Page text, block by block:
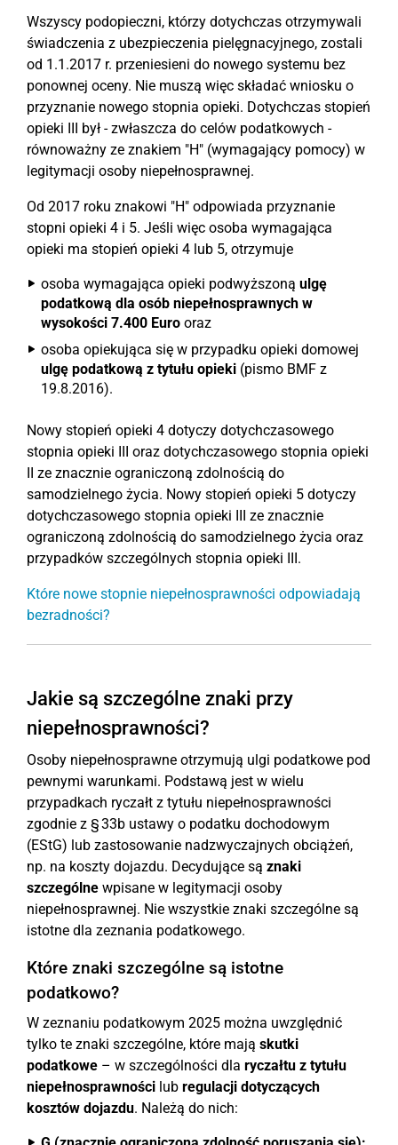
Wszyscy podopieczni, którzy dotychczas otrzymywali
świadczenia z ubezpieczenia pielęgnacyjnego, zostali
od 1.1.2017 r. przeniesieni do nowego systemu bez
ponownej oceny. Nie muszą więc składać wniosku o
przyznanie nowego stopnia opieki. Dotychczas stopień
opieki III był - zwłaszcza do celów podatkowych -
równoważny ze znakiem "H" (wymagający pomocy) w
legitymacji osoby niepełnosprawnej.
Od 2017 roku znakowi "H" odpowiada przyznanie
stopni opieki 4 i 5. Jeśli więc osoba wymagająca
opieki ma stopień opieki 4 lub 5, otrzymuje
osoba wymagająca opieki podwyższoną ulgę
podatkową dla osób niepełnosprawnych w
wysokości 7.400 Euro oraz
osoba opiekująca się w przypadku opieki domowej
ulgę podatkową z tytułu opieki (pismo BMF z
19.8.2016).
Nowy stopień opieki 4 dotyczy dotychczasowego
stopnia opieki III oraz dotychczasowego stopnia opieki
II ze znacznie ograniczoną zdolnością do
samodzielnego życia. Nowy stopień opieki 5 dotyczy
dotychczasowego stopnia opieki III ze znacznie
ograniczoną zdolnością do samodzielnego życia oraz
przypadków szczególnych stopnia opieki III.
Które nowe stopnie niepełnosprawności odpowiadają
bezradności?
Jakie są szczególne znaki przy
niepełnosprawności?
Osoby niepełnosprawne otrzymują ulgi podatkowe pod
pewnymi warunkami. Podstawą jest w wielu
przypadkach ryczałt z tytułu niepełnosprawności
zgodnie z § 33b ustawy o podatku dochodowym
(EStG) lub zastosowanie nadzwyczajnych obciążeń,
np. na koszty dojazdu. Decydujące są znaki
szczególne wpisane w legitymacji osoby
niepełnosprawnej. Nie wszystkie znaki szczególne są
istotne dla zeznania podatkowego.
Które znaki szczególne są istotne
podatkowo?
W zeznaniu podatkowym 2025 można uwzględnić
tylko te znaki szczególne, które mają skutki
podatkowe – w szczególności dla ryczałtu z tytułu
niepełnosprawności lub regulacji dotyczących
kosztów dojazdu. Należą do nich: